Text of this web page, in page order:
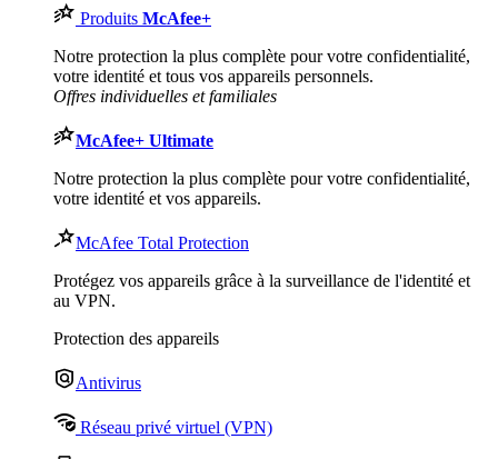
Produits McAfee+
Notre protection la plus complète pour votre confidentialité,
votre identité et tous vos appareils personnels.​
Offres individuelles et familiales
McAfee+ Ultimate
Notre protection la plus complète pour votre confidentialité,
votre identité et vos appareils.
McAfee Total Protection
Protégez vos appareils grâce à la surveillance de l'identité et
au VPN.
Protection des appareils
Antivirus
Réseau privé virtuel (VPN)